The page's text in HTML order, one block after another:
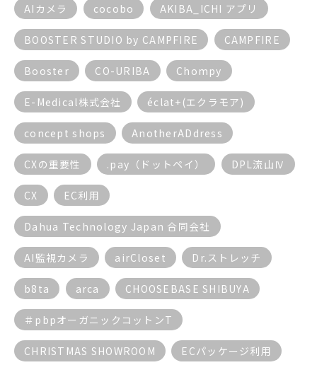
AIカメラ cocobo AKIBA_ICHI アプリ
BOOSTER STUDIO by CAMPFIRE CAMPFIRE
Booster CO-URIBA Chompy
E-Medical株式会社 éclat+(エクラモア)
concept shops AnotherADdress
CXの重要性 .pay（ドットペイ） DPL流山Ⅳ
CX EC利用
Dahua Technology Japan 合同会社
AI監視カメラ airCloset Dr.ストレッチ
b8ta arca CHOOSEBASE SHIBUYA
＃pbpオーガニックコットンT
CHRISTMAS SHOWROOM ECパッケージ利用